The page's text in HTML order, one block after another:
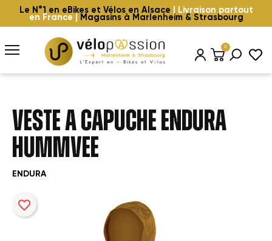
Le N°1 en eBikes et Vélos en Alsace | Livraison partout
en France | Magasins à Marlenheim & Strasbourg
0
VESTE A CAPUCHE ENDURA
HUMMVEE
ENDURA
favorite_border